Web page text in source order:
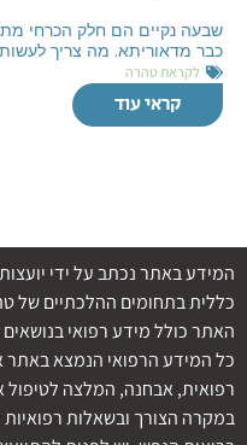
שבעה נקיים הם חלק הכרחי
כבר מדאוריתא. מה צריך לעשות
לקראת טהרה
קראי עוד
המידע באתר נכתב על ידי
כללית בתחומים ההלכתיים של
האתר כולל מידע רפואי
כל המידע הרפואי הנמצא באתר
רפואית, אבחנה, המלצה לטיפול
במקרה הצורך ובשאלות